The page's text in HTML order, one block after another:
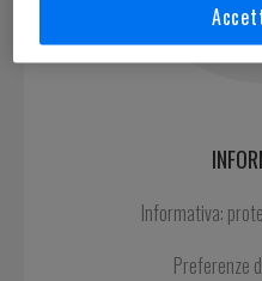
Informativa:
Preferenze